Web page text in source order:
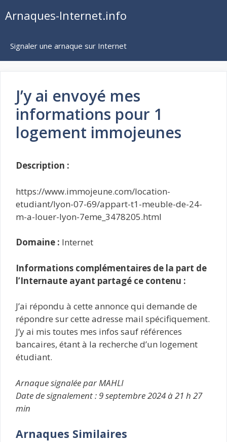
auArnaques-Internet.info
Signaler une arnaque sur Internet
J’y ai envoyé mes
informations pour 1
logement immojeunes
Description :
https://www.immojeune.com/location-
etudiant/lyon-07-69/appart-t1-meuble-de-24-
m-a-louer-lyon-7eme_3478205.html
Domaine : Internet
Informations complémentaires de la part de
l’Internaute ayant partagé ce contenu :
J’ai répondu à cette annonce qui demande de
répondre sur cette adresse mail spécifiquement.
J’y ai mis toutes mes infos sauf références
bancaires, étant à la recherche d’un logement
étudiant.
Arnaque signalée par MAHLI
Date de signalement : 9 septembre 2024 à 21 h 27
min
Arnaques Similaires